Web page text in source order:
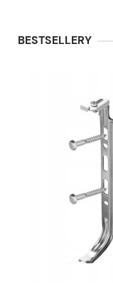
Cena regularna:
695,95 zł
BESTSELLERY